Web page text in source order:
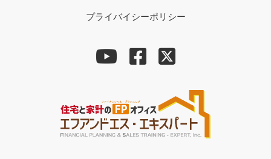
プライバイシーポリシー